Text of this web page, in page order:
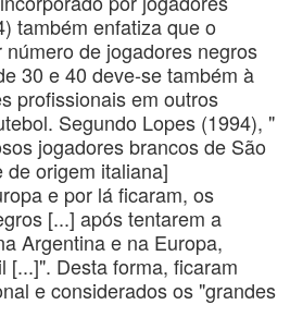
também enfatiza que o
de jogadores negros
30 e 40 deve-se também à
profissionais em outros
Segundo Lopes (1994), "
jogadores brancos de São
de origem italiana]
e por lá ficaram, os
[...] após tentarem a
Argentina e na Europa,
[...]". Desta forma, ficaram
e considerados os "grandes